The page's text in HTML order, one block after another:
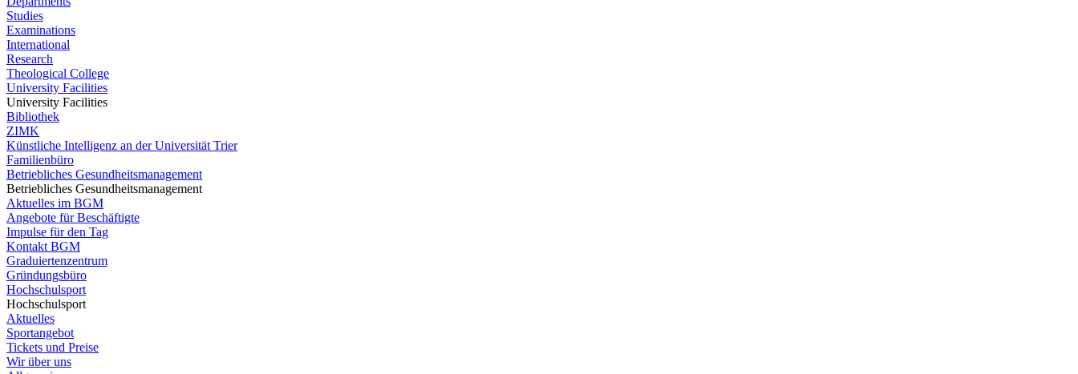
Studies
Examinations
International
Research
Theological College
University Facilities
University Facilities
Bibliothek
ZIMK
Künstliche Intelligenz an der Universität Trier
Familienbüro
Betriebliches Gesundheitsmanagement
Betriebliches Gesundheitsmanagement
Aktuelles im BGM
Angebote für Beschäftigte
Impulse für den Tag
Kontakt BGM
Graduiertenzentrum
Gründungsbüro
Hochschulsport
Hochschulsport
Aktuelles
Sportangebot
Tickets und Preise
Wir über uns